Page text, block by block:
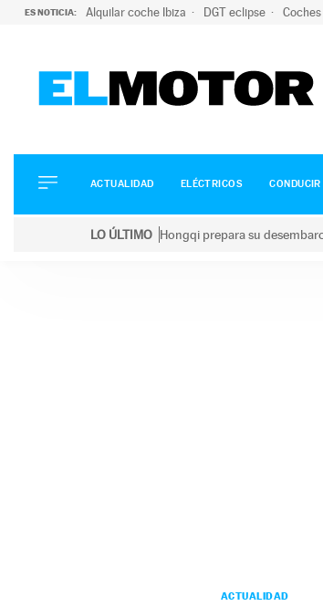
ES NOTICIA: Alquilar coche Ibiza DGT eclipse
ELÉCTRICOS
CONDUCIR
ACTUALIDAD ELÉCTRICOS CONDUCIR
LO ÚLTIMO Hongqi prepara su
ACTUALIDAD